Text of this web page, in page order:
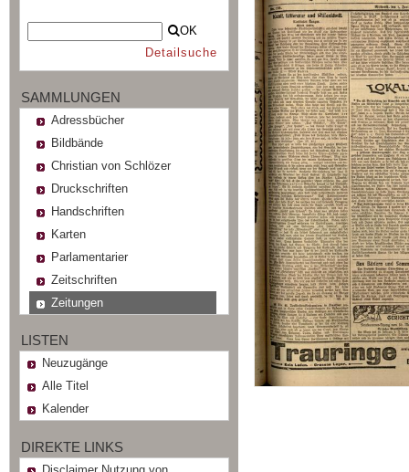
OK
Detailsuche
SAMMLUNGEN
Adressbücher
Bildbände
Christian von Schlözer
Druckschriften
Handschriften
Karten
Parlamentarier
Zeitschriften
Zeitungen
LISTEN
Neuzugänge
Alle Titel
Kalender
DIREKTE LINKS
Disclaimer Nutzung von